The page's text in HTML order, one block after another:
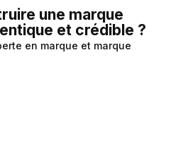
une marque
et crédible ?
en marque et marque